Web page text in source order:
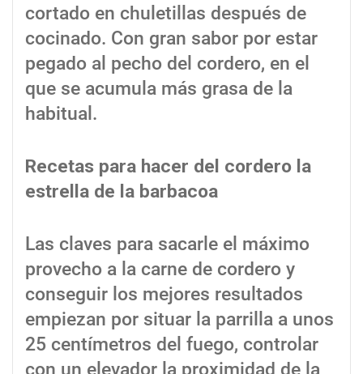
cortado en chuletillas después de
cocinado. Con gran sabor por estar
pegado al pecho del cordero, en el
que se acumula más grasa de la
habitual.
Recetas para hacer del cordero la
estrella de la barbacoa
Las claves para sacarle el máximo
provecho a la carne de cordero y
conseguir los mejores resultados
empiezan por situar la parrilla a unos
25 centímetros del fuego, controlar
con un elevador la proximidad de la